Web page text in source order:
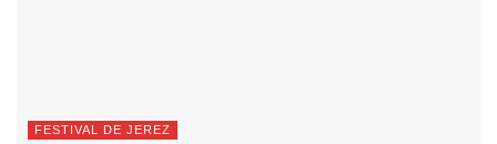
FESTIVAL DE JEREZ